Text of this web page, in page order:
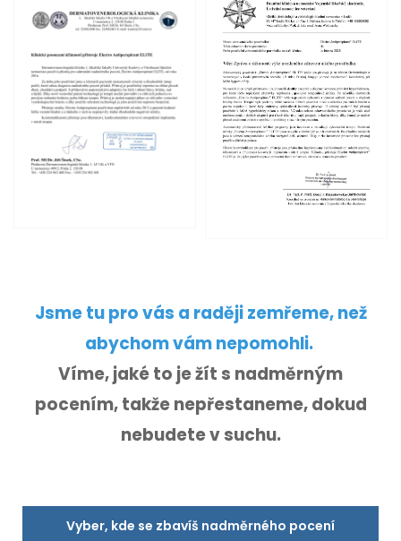
Jsme tu pro vás a raději zemřeme, než
abychom vám nepomohli.
Víme, jaké to je žít s nadměrným
pocením,takže nepřestaneme, dokud
nebudete v suchu.
Vyber, kde se zbavíš nadměrného pocení